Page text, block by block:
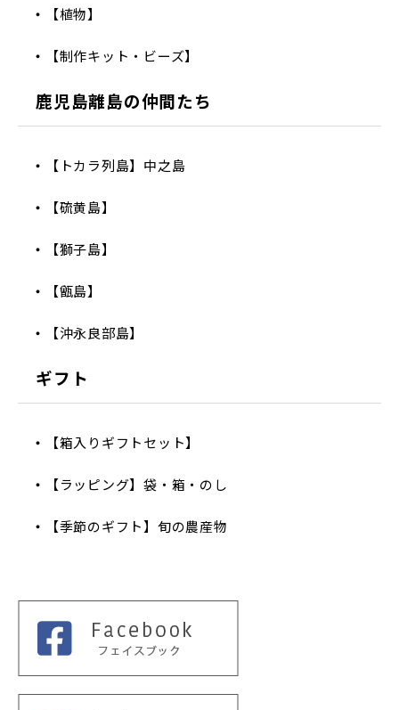
【植物】
【制作キット・ビーズ】
鹿児島離島の仲間たち
【トカラ列島】中之島
【硫黄島】
【獅子島】
【甑島】
【沖永良部島】
ギフト
【箱入りギフトセット】
【ラッピング】袋・箱・のし
【季節のギフト】旬の農産物